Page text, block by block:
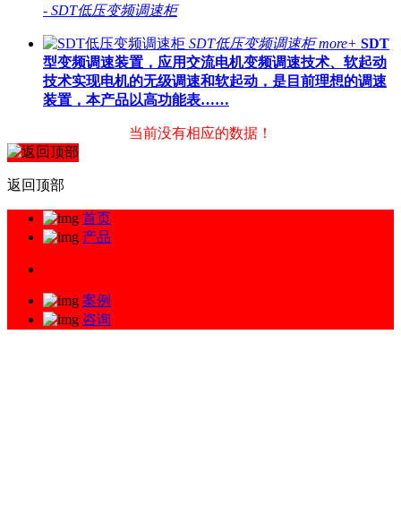
- SDT低压变频调速柜
SDT低压变频调速柜more+ SDT
型变频调速装置，应用交流电机变频调速技术、软起动
技术实现电机的无级调速和软起动，是目前理想的调速
装置，本产品以高功能表……
当前没有相应的数据！
返回顶部
首页
产品
案例
咨询